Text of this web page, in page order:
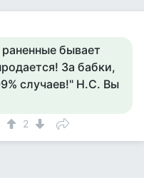
бывает
За бабки,
случаев!" Н.С. Вы
2